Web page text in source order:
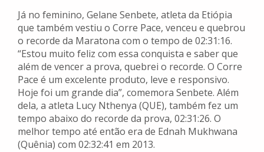
Já no feminino, Gelane Senbete, atleta da Etiópia
que também vestiu o Corre Pace, venceu e quebrou
o recorde da Maratona com o tempo de 02:31:16.
“Estou muito feliz com essa conquista e saber que
além de vencer a prova, quebrei o recorde. O Corre
Pace é um excelente produto, leve e responsivo.
Hoje foi um grande dia”, comemora Senbete. Além
dela, a atleta Lucy Nthenya (QUE), também fez um
tempo abaixo do recorde da prova, 02:31:26. O
melhor tempo até então era de Ednah Mukhwana
(Quênia) com 02:32:41 em 2013.